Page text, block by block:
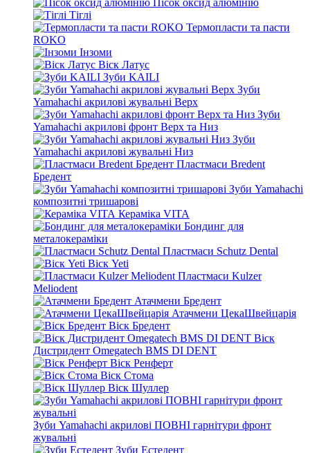
Пісок оксид алюмінію
Тіглі
Термопласти та пасти
ROKO
Інзоми
Віск Латус
Зуби KAILI
Зуби
Yamahachi акрилові жувальні Верх
Зуби
Yamahachi акрилові фронт Верх та Низ
Зуби
Yamahachi акрилові жувальні Низ
Пластмаси Bredent
Бредент
Зуби Yamahachi
композитні тришарові
Кераміка VITA
Бондинг для
металокераміки
Пластмаси Schutz Dental
Віск Yeti
Пластмаси Kulzer
Meliodent
Атачмени Бредент
Атачмени ЦекаШвейцарія
Віск Бредент
Віск
Дистридент Omegatech BMS DI DENT
Віск Ренферт
Віск Стома
Віск Шуллер
Зуби Yamahachi акрилові ПОВНІ гарнітури фронт
жувальні
Зуби Естедент